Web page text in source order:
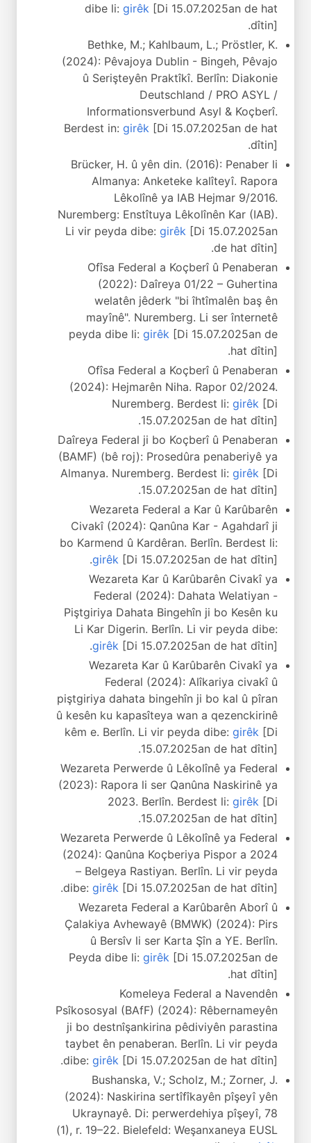
dibe li: girêk [Di 15.07.2025an de hat
dîtin].
Bethke, M.; Kahlbaum, L.; Pröstler, K.
(2024): Pêvajoya Dublin - Bingeh, Pêvajo
û Serişteyên Praktîkî. Berlîn: Diakonie
Deutschland / PRO ASYL /
Informationsverbund Asyl & Koçberî.
Berdest in: girêk [Di 15.07.2025an de hat
dîtin].
Brücker, H. û yên din. (2016): Penaber li
Almanya: Anketeke kalîteyî. Rapora
Lêkolînê ya IAB Hejmar 9/2016.
Nuremberg: Enstîtuya Lêkolînên Kar (IAB).
Li vir peyda dibe: girêk [Di 15.07.2025an
de hat dîtin].
Ofîsa Federal a Koçberî û Penaberan
(2022): Daîreya 01/22 – Guhertina
welatên jêderk "bi îhtîmalên baş ên
mayînê". Nuremberg. Li ser înternetê
peyda dibe li: girêk [Di 15.07.2025an de
hat dîtin].
Ofîsa Federal a Koçberî û Penaberan
(2024): Hejmarên Niha. Rapor 02/2024.
Nuremberg. Berdest li: girêk [Di
15.07.2025an de hat dîtin].
Daîreya Federal ji bo Koçberî û Penaberan
(BAMF) (bê roj): Prosedûra penaberiyê ya
Almanya. Nuremberg. Berdest li: girêk [Di
15.07.2025an de hat dîtin].
Wezareta Federal a Kar û Karûbarên
Civakî (2024): Qanûna Kar - Agahdarî ji
bo Karmend û Kardêran. Berlîn. Berdest li:
girêk [Di 15.07.2025an de hat dîtin].
Wezareta Kar û Karûbarên Civakî ya
Federal (2024): Dahata Welatiyan -
Piştgiriya Dahata Bingehîn ji bo Kesên ku
Li Kar Digerin. Berlîn. Li vir peyda dibe:
girêk [Di 15.07.2025an de hat dîtin].
Wezareta Kar û Karûbarên Civakî ya
Federal (2024): Alîkariya civakî û
piştgiriya dahata bingehîn ji bo kal û pîran
û kesên ku kapasîteya wan a qezenckirinê
kêm e. Berlîn. Li vir peyda dibe: girêk [Di
15.07.2025an de hat dîtin].
Wezareta Perwerde û Lêkolînê ya Federal
(2023): Rapora li ser Qanûna Naskirinê ya
2023. Berlîn. Berdest li: girêk [Di
15.07.2025an de hat dîtin].
Wezareta Perwerde û Lêkolînê ya Federal
(2024): Qanûna Koçberiya Pispor a 2024
– Belgeya Rastiyan. Berlîn. Li vir peyda
dibe: girêk [Di 15.07.2025an de hat dîtin].
Wezareta Federal a Karûbarên Aborî û
Çalakiya Avhewayê (BMWK) (2024): Pirs
û Bersîv li ser Karta Şîn a YE. Berlîn.
Peyda dibe li: girêk [Di 15.07.2025an de
hat dîtin].
Komeleya Federal a Navendên
Psîkososyal (BAfF) (2024): Rêbernameyên
ji bo destnîşankirina pêdiviyên parastina
taybet ên penaberan. Berlîn. Li vir peyda
dibe: girêk [Di 15.07.2025an de hat dîtin].
Bushanska, V.; Scholz, M.; Zorner, J.
(2024): Naskirina sertîfîkayên pîşeyî yên
Ukraynayê. Di: perwerdehiya pîşeyî, 78
(1), r. 19–22. Bielefeld: Weşanxaneya EUSL